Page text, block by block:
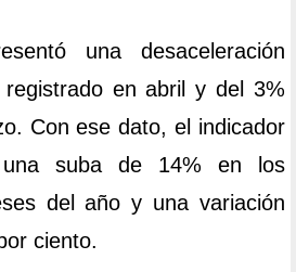
una desaceleración
en abril y del 3%
Con ese dato, el indicador
una suba de 14% en los
del año y una variación
ciento.